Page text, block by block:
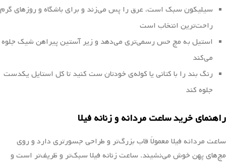
سیلیکون سبک است، عرق را پس می‌زند و برای باشگاه و روزهای گرم
راحت‌ترین انتخاب است
استیل به مچ حس رسمی‌تری می‌دهد و زیر آستین پیراهن شیک جلوه
می‌کند
رنگ بند را با کتانی یا کوله‌ی خودتان ست کنید تا کل استایل یکدست
جلوه کند
راهنمای خرید ساعت مردانه و زنانه فیلا
ساعت مردانه فیلا معمولاً قاب بزرگ‌تر و طراحی جسورتری دارد و روی
مچ‌های پهن خوش می‌نشیند. ساعت زنانه فیلا سبک‌تر و ظریف‌تر است و